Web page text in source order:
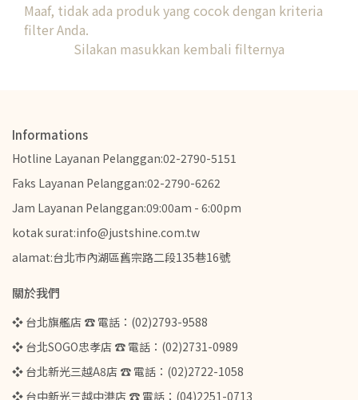
Maaf, tidak ada produk yang cocok dengan kriteria
filter Anda.
Silakan masukkan kembali filternya
Informations
Hotline Layanan Pelanggan:02-2790-5151
Faks Layanan Pelanggan:02-2790-6262
Jam Layanan Pelanggan:09:00am - 6:00pm
kotak surat:info@justshine.com.tw
alamat:台北市內湖區舊宗路二段135巷16號
關於我們
❖ 台北旗艦店 ☎ 電話：(02)2793-9588
❖ 台北SOGO忠孝店 ☎ 電話：(02)2731-0989
❖ 台北新光三越A8店 ☎ 電話：(02)2722-1058
❖ 台中新光三越中港店 ☎ 電話：(04)2251-0713